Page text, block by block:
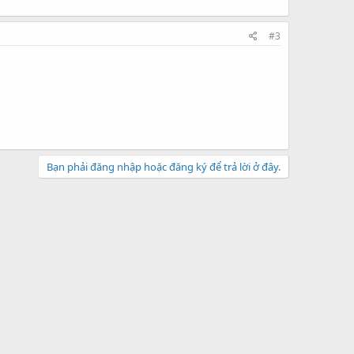
#3
Bạn phải đăng nhập hoặc đăng ký để trả lời ở đây.